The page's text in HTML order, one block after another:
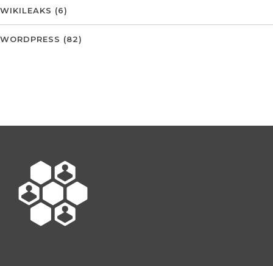
WIKILEAKS (6)
WORDPRESS (82)